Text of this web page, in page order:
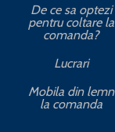
De ce sa optezi
pentru coltare la
comanda?
Lucrari
Mobila din lemn
la comanda